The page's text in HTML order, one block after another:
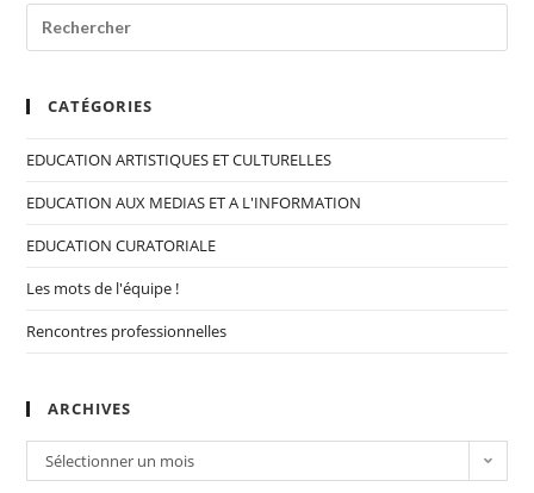
CATÉGORIES
EDUCATION ARTISTIQUES ET CULTURELLES
EDUCATION AUX MEDIAS ET A L'INFORMATION
EDUCATION CURATORIALE
Les mots de l'équipe !
Rencontres professionnelles
ARCHIVES
Sélectionner un mois